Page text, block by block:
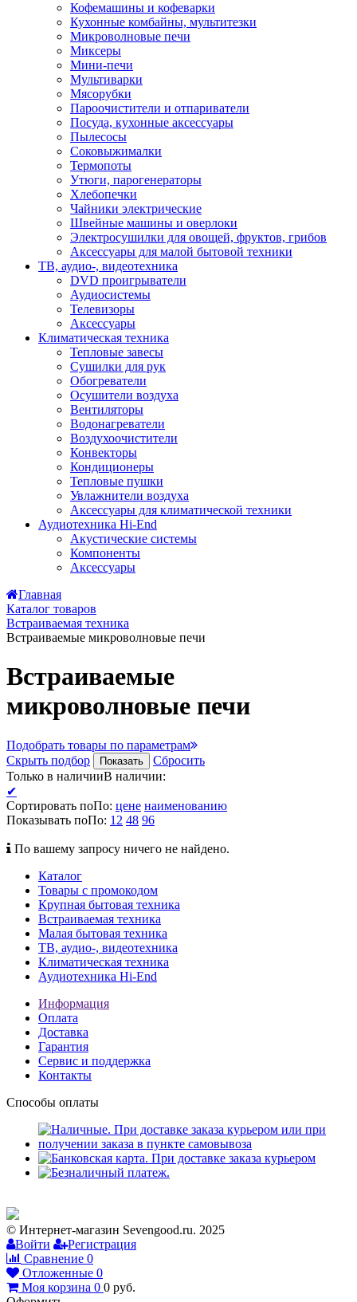
Кофемашины и кофеварки
Кухонные комбайны, мультитезки
Микроволновые печи
Миксеры
Мини-печи
Мультиварки
Мясорубки
Пароочистители и отпариватели
Посуда, кухонные аксессуары
Пылесосы
Соковыжималки
Термопоты
Утюги, парогенераторы
Хлебопечки
Чайники электрические
Швейные машины и оверлоки
Электросушилки для овощей, фруктов, грибов
Аксессуары для малой бытовой техники
ТВ, аудио-, видеотехника
DVD проигрыватели
Аудиосистемы
Телевизоры
Аксессуары
Климатическая техника
Тепловые завесы
Сушилки для рук
Обогреватели
Осушители воздуха
Вентиляторы
Водонагреватели
Воздухоочистители
Конвекторы
Кондиционеры
Тепловые пушки
Увлажнители воздуха
Аксессуары для климатической техники
Аудиотехника Hi-End
Акустические системы
Компоненты
Аксессуары
Главная
Каталог товаров
Встраиваемая техника
Встраиваемые микроволновые печи
Встраиваемые
микроволновые печи
Подобрать товары по параметрам
Скрыть подбор
Показать
Сбросить
Только в наличииВ наличии:
✔
Сортировать поПо: цене наименованию
Показывать поПо: 12 48 96
По вашему запросу ничего не найдено.
Каталог
Товары с промокодом
Крупная бытовая техника
Встраиваемая техника
Малая бытовая техника
ТВ, аудио-, видеотехника
Климатическая техника
Аудиотехника Hi-End
Информация
Оплата
Доставка
Гарантия
Сервис и поддержка
Контакты
Способы оплаты
© Интернет-магазин Sevengood.ru. 2025
Войти
Регистрация
Сравнение 0
Отложенные 0
Моя корзина 0 0 руб.